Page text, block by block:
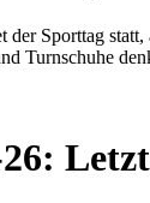
der Sporttag
Turnschuhe